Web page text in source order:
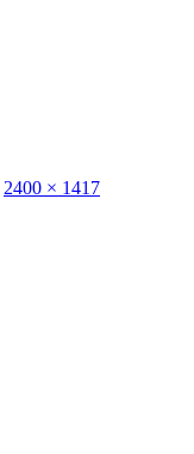
2400 × 1417